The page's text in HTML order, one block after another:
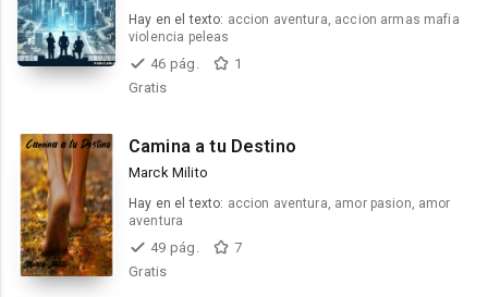
Hay en el texto: accion aventura, accion armas mafia
violencia peleas
46 pág.
1
Gratis
Camina a tu Destino
Marck Milito
Hay en el texto: accion aventura, amor pasion, amor
aventura
49 pág.
7
Gratis